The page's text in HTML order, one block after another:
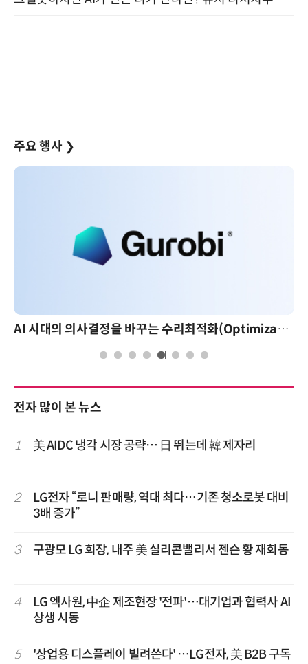
주요 행사 ❯
AI 시대의 의사결정을 바꾸는 수리최적화(Optimization): 실제 산업 적용 사례와 활용 전략
전자 많이 본 뉴스
1 美 AIDC 냉각 시장 공략… 日 뛰는데 韓 제자리
2
LG전자 “로니 판매량, 역대 최다…기존 청소로봇 대비
3배 증가”
3 구광모 LG 회장, 내주 美 실리콘밸리서 젠슨 황 재회동
4
LG 엑사원, 中企 제조현장 '전파'…대기업과 협력사 AI
상생 시동
5
'상업용 디스플레이 빌려쓴다' …LG전자, 美 B2B 구독